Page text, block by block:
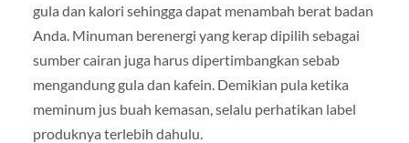
gula dan kalori sehingga dapat menambah berat badan
Anda. Minuman berenergi yang kerap dipilih sebagai
sumber cairan juga harus dipertimbangkan sebab
mengandung gula dan kafein. Demikian pula ketika
meminum jus buah kemasan, selalu perhatikan label
produknya terlebih dahulu.